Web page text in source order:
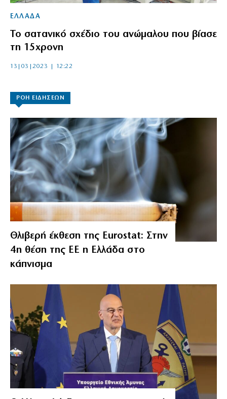
ΕΛΛΑΔΑ
Το σατανικό σχέδιο του ανώμαλου που βίασε
τη 15χρονη
13|03|2023 | 12:22
ΡΟΗ ΕΙΔΗΣΕΩΝ
Θλιβερή έκθεση της Eurostat: Στην
4η θέση της ΕΕ η Ελλάδα στο
κάπνισμα